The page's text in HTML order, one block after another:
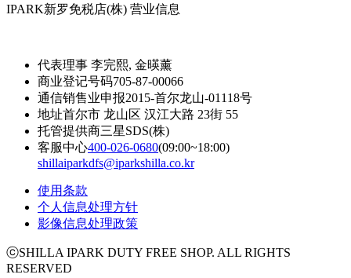
IPARK新罗免税店(株) 营业信息
代表理事 李完熙, 金暎薰
商业登记号码705-87-00066
通信销售业申报2015-首尔龙山-01118号
地址首尔市 龙山区 汉江大路 23街 55
托管提供商三星SDS(株)
客服中心400-026-0680(09:00~18:00)
shillaiparkdfs@iparkshilla.co.kr
使用条款
个人信息处理方针
影像信息处理政策
ⓒSHILLA IPARK DUTY FREE SHOP. ALL RIGHTS
RESERVED